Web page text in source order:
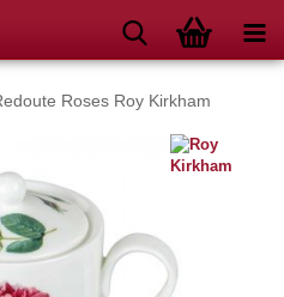
Roses Roy Kirkham